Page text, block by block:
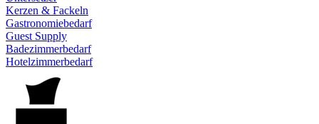
Kerzen & Fackeln
Gastronomiebedarf
Guest Supply
Badezimmerbedarf
Hotelzimmerbedarf